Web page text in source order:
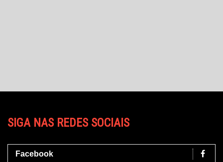
SIGA NAS REDES SOCIAIS
Facebook